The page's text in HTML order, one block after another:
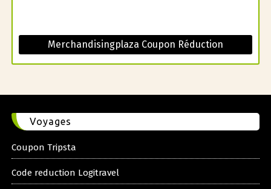
Merchandisingplaza Coupon Réduction
Voyages
Coupon Tripsta
Code reduction Logitravel